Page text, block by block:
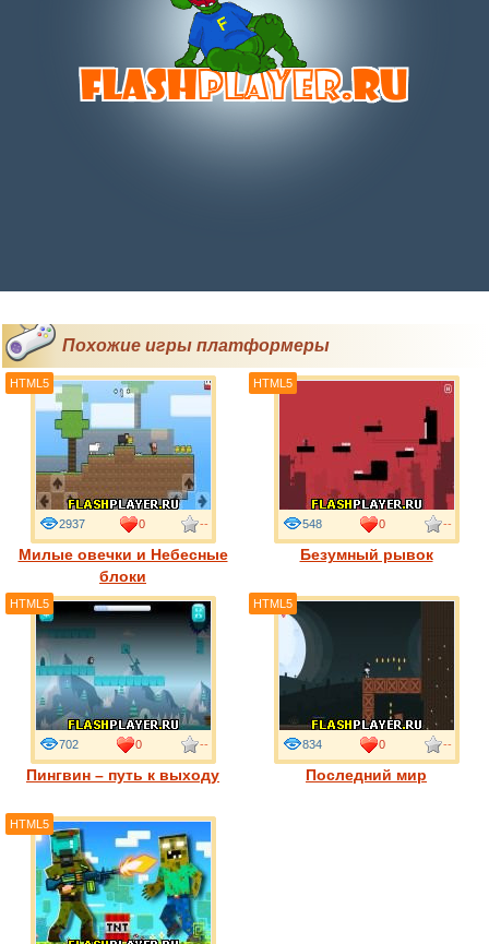
Похожие игры платформеры
Милые овечки и Небесные
блоки
2937 0 --
HTML5
Безумный рывок
548 0 --
HTML5
Пингвин – путь к выходу
702 0 --
HTML5
Последний мир
834 0 --
HTML5
HTML5